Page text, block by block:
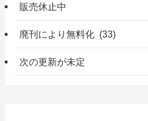
販売休止中
廃刊により無料化 (33)
次の更新が未定